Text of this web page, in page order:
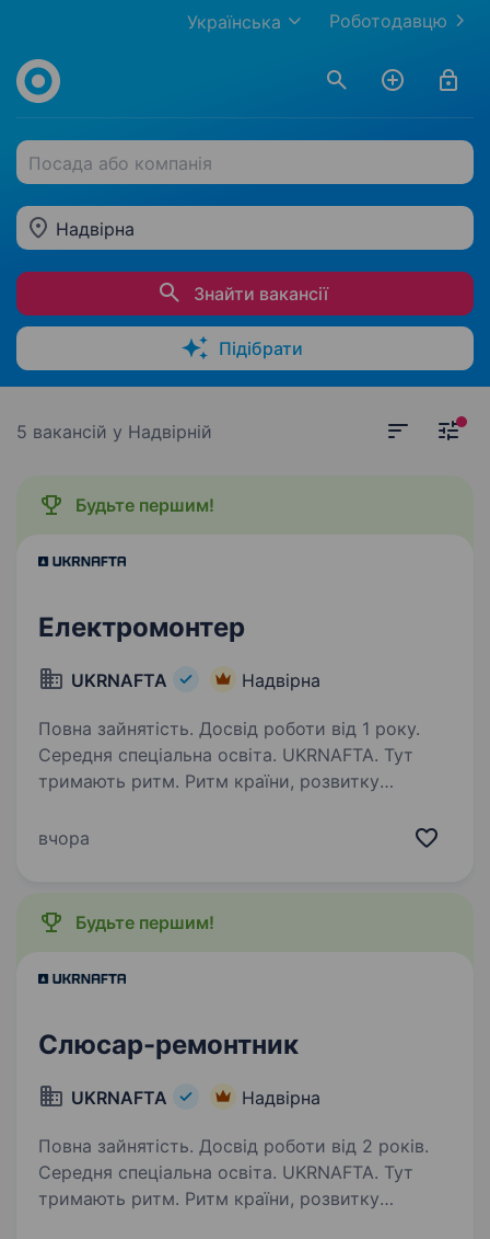
Роботодавцю
Українська
Посада або компанія
Надвірна
Знайти вакансії
Підібрати
5 вакансій у Надвірній
Будьте першим!
Електромонтер
UKRNAFTA Надвірна
Повна зайнятість. Досвід роботи від 1 року.
Середня спеціальна освіта. UKRNAFTA. Тут
тримають ритм. Ритм країни, розвитку
нафтовидобувна компанія України. Сьогодні
000+…
вчора
Будьте першим!
Слюсар-ремонтник
UKRNAFTA Надвірна
Повна зайнятість. Досвід роботи від 2 років.
Середня спеціальна освіта. UKRNAFTA. Тут
тримають ритм. Ритм країни, розвитку